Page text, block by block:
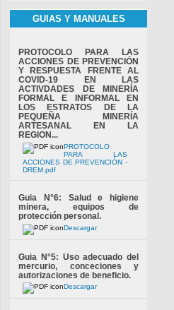
GUIAS Y MANUALES
PROTOCOLO PARA LAS
ACCIONES DE PREVENCIÓN
Y RESPUESTA FRENTE AL
COVID-19 EN LAS
ACTIVDADES DE MINERÍA
FORMAL E INFORMAL EN
LOS ESTRATOS DE LA
PEQUEÑA MINERÍA
ARTESANAL EN LA
REGION...
PROTOCOLO
PARA LAS
ACCIONES DE PREVENCIÓN -
DREM.pdf
Guia N°6: Salud e higiene
minera, equipos de
protección personal.
Descargar
Guia N°5: Uso adecuado del
mercurio, conceciones y
autorizaciones de beneficio.
Descargar